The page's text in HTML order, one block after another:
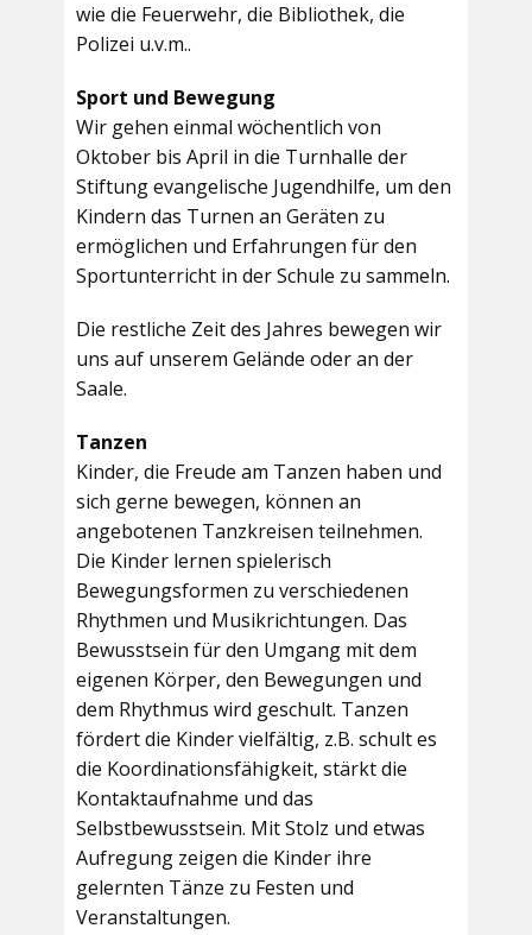
wie die Feuerwehr, die Bibliothek, die
Polizei u.v.m..
Sport und Bewegung
Wir gehen einmal wöchentlich von
Oktober bis April in die Turnhalle der
Stiftung evangelische Jugendhilfe, um den
Kindern das Turnen an Geräten zu
ermöglichen und Erfahrungen für den
Sportunterricht in der Schule zu sammeln.
Die restliche Zeit des Jahres bewegen wir
uns auf unserem Gelände oder an der
Saale.
Tanzen
Kinder, die Freude am Tanzen haben und
sich gerne bewegen, können an
angebotenen Tanzkreisen teilnehmen.
Die Kinder lernen spielerisch
Bewegungsformen zu verschiedenen
Rhythmen und Musikrichtungen. Das
Bewusstsein für den Umgang mit dem
eigenen Körper, den Bewegungen und
dem Rhythmus wird geschult. Tanzen
fördert die Kinder vielfältig, z.B. schult es
die Koordinationsfähigkeit, stärkt die
Kontaktaufnahme und das
Selbstbewusstsein. Mit Stolz und etwas
Aufregung zeigen die Kinder ihre
gelernten Tänze zu Festen und
Veranstaltungen.